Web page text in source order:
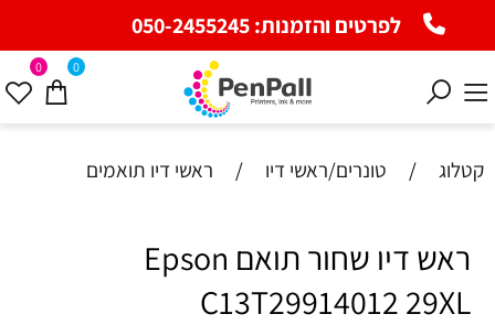
לפרטים והזמנות:050-2455245
0 0
קטלוג / טונרים/ראשי דיו / ראשי דיו תואמים
ראש דיו שחור תואם Epson
C13T29914012 29XL